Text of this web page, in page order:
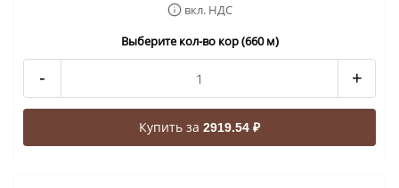
вкл. НДС
Выберите кол-во кор (660 м)
- +
Купить за 2919.54 ₽